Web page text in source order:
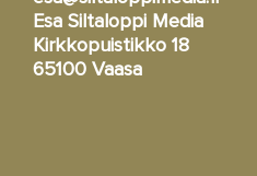
Esa Siltaloppi Media
Kirkkopuistikko 18
65100 Vaasa